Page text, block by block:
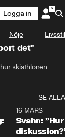
Logga in
Nöje Livsstil
det"
skiathlonen
SE ALLA
16 MARS
Svahn: